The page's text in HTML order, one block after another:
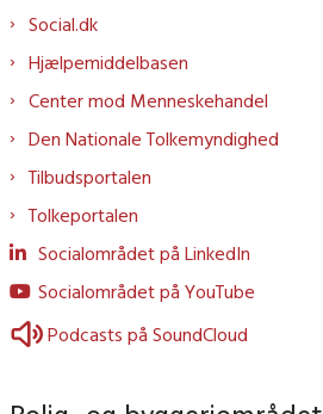
Social.dk
Hjælpemiddelbasen
Center mod Menneskehandel
Den Nationale Tolkemyndighed
Tilbudsportalen
Tolkeportalen
Socialområdet på LinkedIn
Socialområdet på YouTube
Podcasts på SoundCloud